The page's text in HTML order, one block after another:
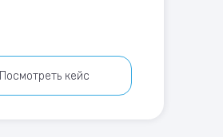
Посмотреть кейс